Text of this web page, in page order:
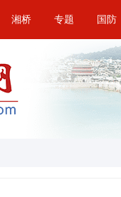
湘桥 专题 国防